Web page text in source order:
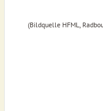
(Bildquelle HFML,